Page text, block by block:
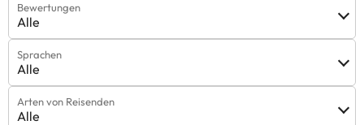
Bewertungen
Alle
Sprachen
Alle
Arten von Reisenden
Alle